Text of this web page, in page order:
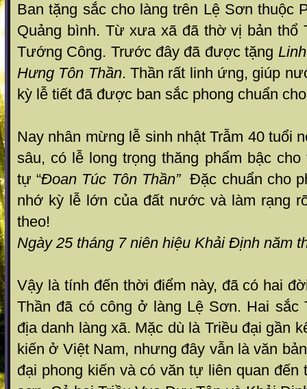
Ban tặng sắc cho làng trên Lệ Sơn thuộc
Quảng bình. Từ xưa xã đã thờ vị bản thổ
Tướng Công. Trước đây đã được tặng
Hưng Tôn Thần. Thần rất linh ứng, giúp
kỳ lễ tiết đã được ban sắc phong chuẩn
Nay nhân mừng lễ sinh nhật Trẫm 40 tuổi
sâu, có lễ long trọng thăng phẩm bậc cho
tự “Đoan Túc Tôn Thần”Đặc chuẩn cho
nhớ kỳ lễ lớn của đất nước và làm rạng
theo!
Ngày 25 tháng 7 niên hiệu Khải Định năm
Vậy là tính đến thời điểm này, đã có hai
Thần đã có công ở làng Lệ Sơn. Hai sắc
địa danh làng xã. Mặc dù là Triều đại gần
kiến ở Việt Nam, nhưng đây vẫn là văn
đại phong kiến và có văn tự liên quan đến